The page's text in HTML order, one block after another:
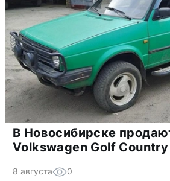
В Новосибирске
Volkswagen Golf
8 августа 0